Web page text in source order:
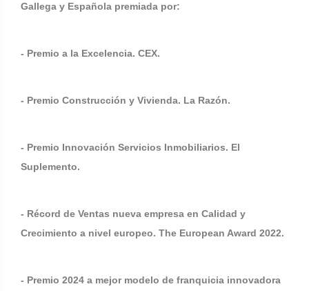
Gallega y Española premiada por:
- Premio a la Excelencia. CEX.
- Premio Construcción y Vivienda. La Razón.
- Premio Innovación Servicios Inmobiliarios. El
Suplemento.
- Récord de Ventas nueva empresa en Calidad y
Crecimiento a nivel europeo. The European Award 2022.
- Premio 2024 a mejor modelo de franquicia innovadora